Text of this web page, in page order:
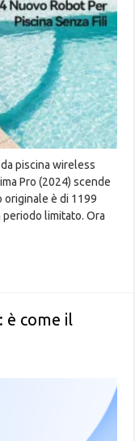
piscina wireless
Pro (2024) scende
originale è di 1199
limitato. Ora
è come il